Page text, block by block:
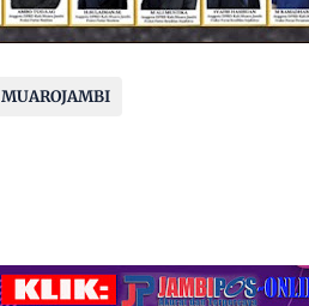
MUAROJAMBI